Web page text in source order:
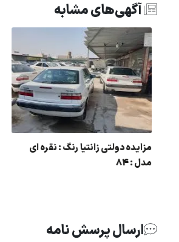
آگهی‌های مشابه
مزایده دولتی زانتیا رنگ : نقره ای
مدل : 84
ارسال پرسش نامه